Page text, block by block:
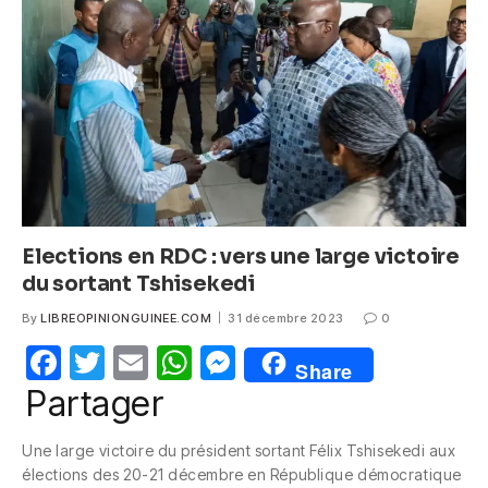
o
o
k
p
p
g
er
Elections en RDC : vers une large victoire
du sortant Tshisekedi
By LIBREOPINIONGUINEE.COM 31 décembre 2023 0
F
a
e
T
w
itt
er
E
m
W
s
M
e
e
Share
Partager
Une large victoire du président sortant Félix Tshisekedi aux
élections des 20-21 décembre en République démocratique